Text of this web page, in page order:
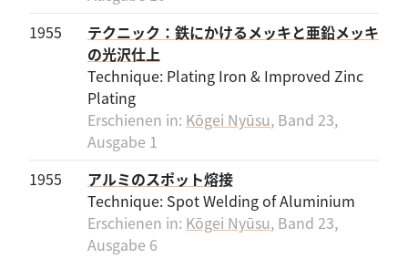
1955
テクニック：鉄にかけるメッキと亜鉛メッキ
の光沢仕上
Technique: Plating Iron & Improved Zinc
Plating
Erschienen in: Kōgei Nyūsu, Band 23,
Ausgabe 1
1955
アルミのスポット熔接
Technique: Spot Welding of Aluminium
Erschienen in: Kōgei Nyūsu, Band 23,
Ausgabe 6